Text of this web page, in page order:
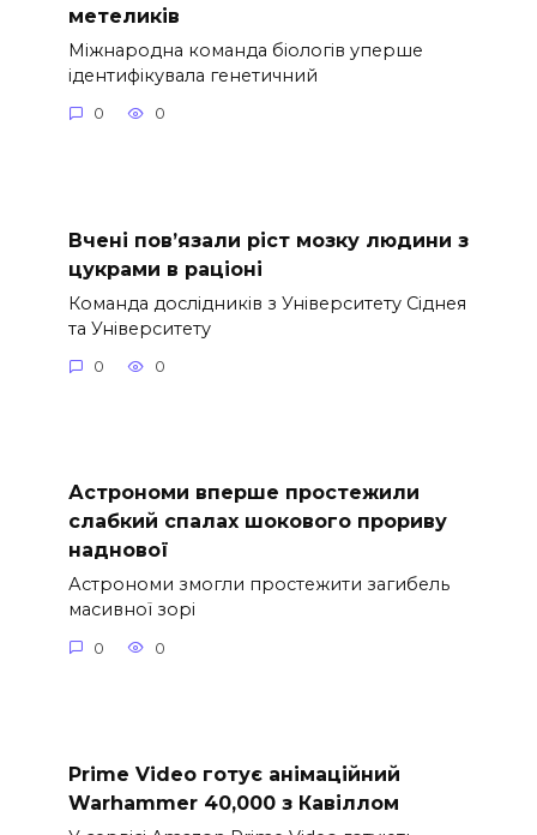
метеликів
Міжнародна команда біологів уперше
ідентифікувала генетичний
0 0
Вчені пов’язали ріст мозку людини з
цукрами в раціоні
Команда дослідників з Університету Сіднея
та Університету
0 0
Астрономи вперше простежили
слабкий спалах шокового прориву
наднової
Астрономи змогли простежити загибель
масивної зорі
0 0
Prime Video готує анімаційний
Warhammer 40,000 з Кавіллом